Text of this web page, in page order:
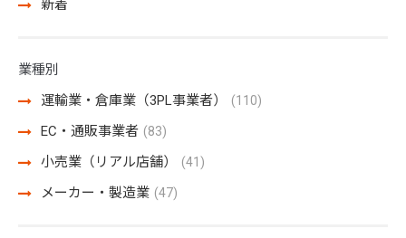
新着
業種別
運輸業・倉庫業（3PL事業者）
(110)
EC・通販事業者 (83)
小売業（リアル店舗） (41)
メーカー・製造業 (47)